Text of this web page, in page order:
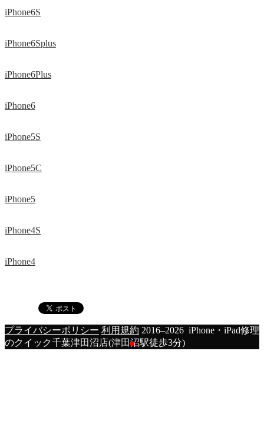
iPhone6S
iPhone6Splus
iPhone6Plus
iPhone6
iPhone5S
iPhone5C
iPhone5
iPhone4S
iPhone4
プライバシーポリシー 利用規約 2016–2026 iPhone・iPad修理
のクイック千葉津田沼店(津田沼駅徒歩3分)